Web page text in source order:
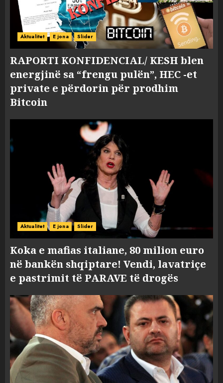
Aktualitet E jona Slider
RAPORTI KONFIDENCIAL/ KESH blen
energjinë sa “frengu pulën”, HEC -et
private e përdorin për prodhim
Bitcoin
Aktualitet E jona Slider
Koka e mafias italiane, 80 milion euro
në bankën shqiptare! Vendi, lavatriçe
e pastrimit të PARAVE të drogës